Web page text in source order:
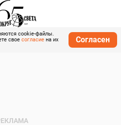
cookie-файлы.
свое согласие на их
Согласен